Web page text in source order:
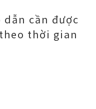
cần được
thời gian